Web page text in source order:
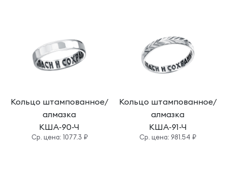
Кольцо штампованное/
алмазка
КША-90-Ч
Cр. цена: 1077.3 ₽
Кольцо штампованное/
алмазка
КША-91-Ч
Cр. цена: 981.54 ₽